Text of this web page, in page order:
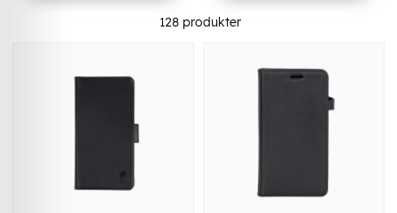
128 produkter